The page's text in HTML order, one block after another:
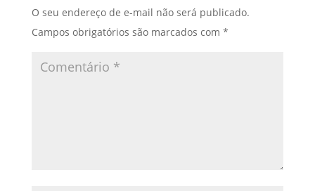
O seu endereço de e-mail não será publicado.
Campos obrigatórios são marcados com *